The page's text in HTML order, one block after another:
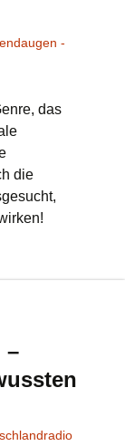
-
das
die
–